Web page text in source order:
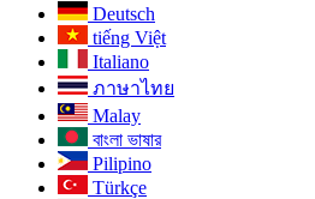
Deutsch
tiếng Việt
Italiano
ภาษาไทย
Malay
বাংলা ভাষার
Pilipino
Türkçe